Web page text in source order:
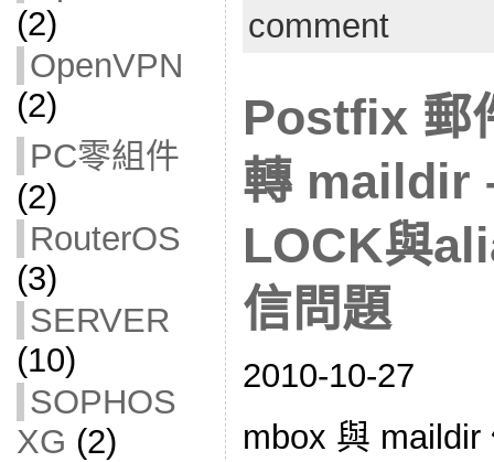
(2)
OpenVPN
(2)
PC零組件
(2)
RouterOS
(3)
SERVER
(10)
SOPHOS
XG (2)
comment
Postfix 郵
轉 maildir
LOCK與
信問題
2010-10-27
mbox 與 maildir